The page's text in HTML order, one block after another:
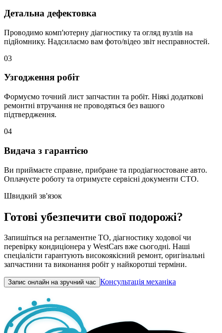
Детальна дефектовка
Проводимо комп'ютерну діагностику та огляд вузлів на
підйомнику. Надсилаємо вам фото/відео звіт несправностей.
03
Узгодження робіт
Формуємо точний лист запчастин та робіт. Ніякі додаткові
ремонтні втручання не проводяться без вашого
підтвердження.
04
Видача з гарантією
Ви приймаєте справне, прибране та продіагностоване авто.
Оплачуєте роботу та отримуєте сервісні документи СТО.
Швидкий зв'язок
Готові убезпечити свої подорожі?
Запишіться на регламентне ТО, діагностику ходової чи
перевірку кондиціонера у WestCars вже сьогодні. Наші
спеціалісти гарантують високоякісний ремонт, оригінальні
запчастини та виконання робіт у найкоротші терміни.
Запис онлайн на зручний час Консультація механіка